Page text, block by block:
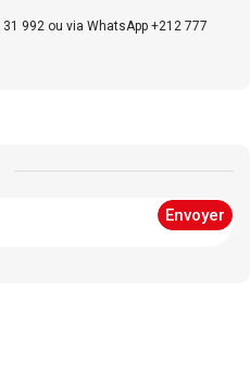
992 ou via WhatsApp +212 777